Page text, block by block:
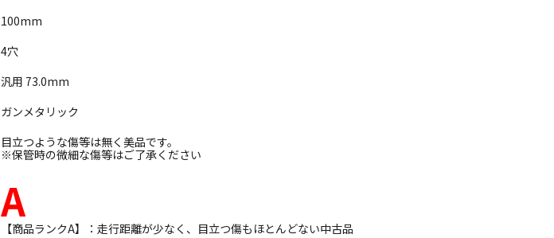
100mm
4穴
汎用 73.0mm
ガンメタリック
目立つような傷等は無く美品です。
※保管時の微細な傷等はご了承ください
A
【商品ランクA】：走行距離が少なく、目立つ傷もほとんどない中古品